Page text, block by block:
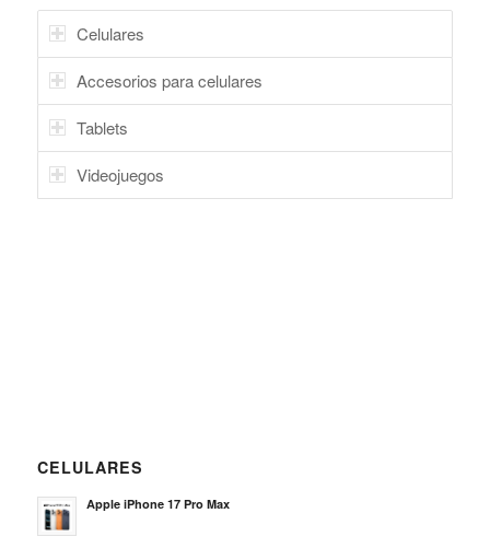
Celulares
Accesorios para celulares
Tablets
Videojuegos
CELULARES
Apple iPhone 17 Pro Max